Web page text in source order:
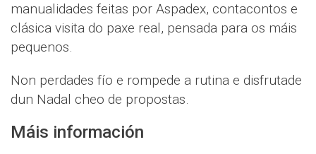
manualidades feitas por Aspadex, contacontos e
clásica visita do paxe real, pensada para os máis
pequenos.
Non perdades fío e rompede a rutina e disfrutade
dun Nadal cheo de propostas.
Máis información